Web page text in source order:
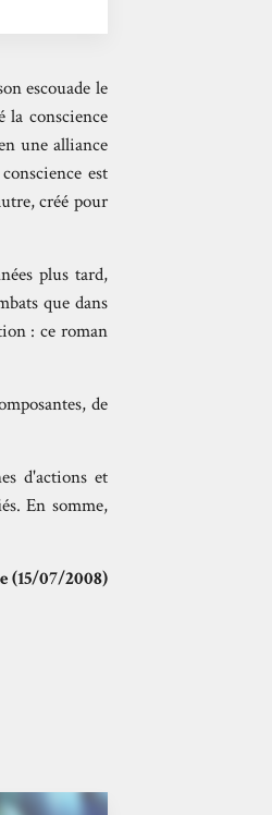
escouade le
la conscience
une alliance
est
créé pour
plus tard,
que dans
: ce roman
de
d'actions et
En somme,
(15/07/2008)